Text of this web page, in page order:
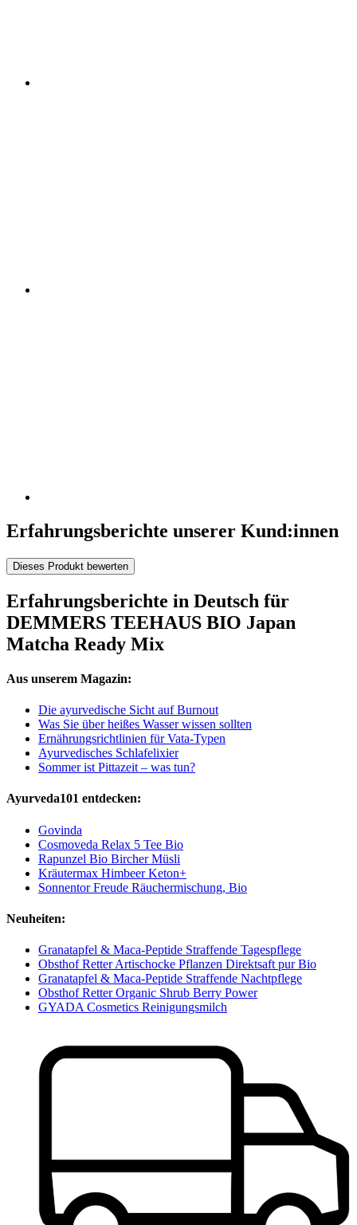
Erfahrungsberichte unserer Kund:innen
Dieses Produkt bewerten
Erfahrungsberichte in Deutsch für
DEMMERS TEEHAUS BIO Japan
Matcha Ready Mix
Aus unserem Magazin:
Die ayurvedische Sicht auf Burnout
Was Sie über heißes Wasser wissen sollten
Ernährungsrichtlinien für Vata-Typen
Ayurvedisches Schlafelixier
Sommer ist Pittazeit – was tun?
Ayurveda101 entdecken:
Govinda
Cosmoveda Relax 5 Tee Bio
Rapunzel Bio Bircher Müsli
Kräutermax Himbeer Keton+
Sonnentor Freude Räuchermischung, Bio
Neuheiten:
Granatapfel & Maca-Peptide Straffende Tagespflege
Obsthof Retter Artischocke Pflanzen Direktsaft pur Bio
Granatapfel & Maca-Peptide Straffende Nachtpflege
Obsthof Retter Organic Shrub Berry Power
GYADA Cosmetics Reinigungsmilch